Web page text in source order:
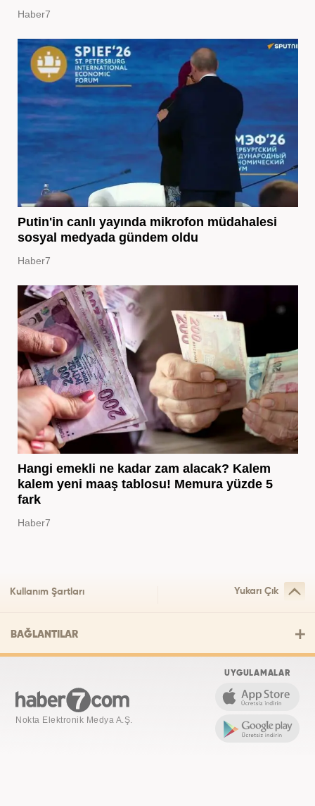
Haber7
Putin'in canlı yayında mikrofon müdahalesi
sosyal medyada gündem oldu
Haber7
Hangi emekli ne kadar zam alacak? Kalem
kalem yeni maaş tablosu! Memura yüzde 5
fark
Haber7
Kullanım Şartları Yukarı Çık
BAĞLANTILAR
Nokta Elektronik Medya A.Ş.
UYGULAMALAR